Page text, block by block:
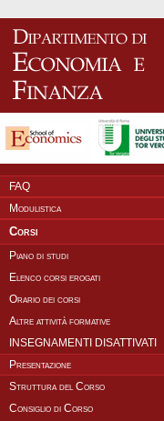
FAQ
Modulistica
Corsi
Piano di studi
Elenco corsi erogati
Orario dei corsi
Altre attività formative
INSEGNAMENTI DISATTIVATI
Presentazione
Struttura del Corso
Consiglio di Corso